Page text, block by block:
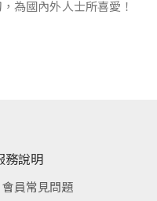
為國內外人士所喜愛！
務說明
會員常見問題